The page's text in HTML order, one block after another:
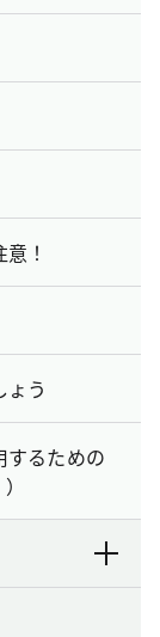
！
う
するための